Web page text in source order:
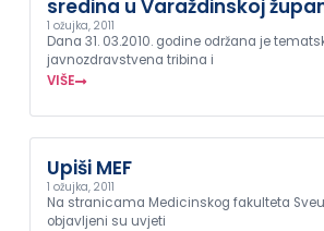
sredina u Varaždinskoj
1 ožujka, 2011
Dana 31. 03.2010. godine održana je
javnozdravstvena tribina i
VIŠE
Upiši MEF
1 ožujka, 2011
Na stranicama Medicinskog fakulteta
objavljeni su uvjeti